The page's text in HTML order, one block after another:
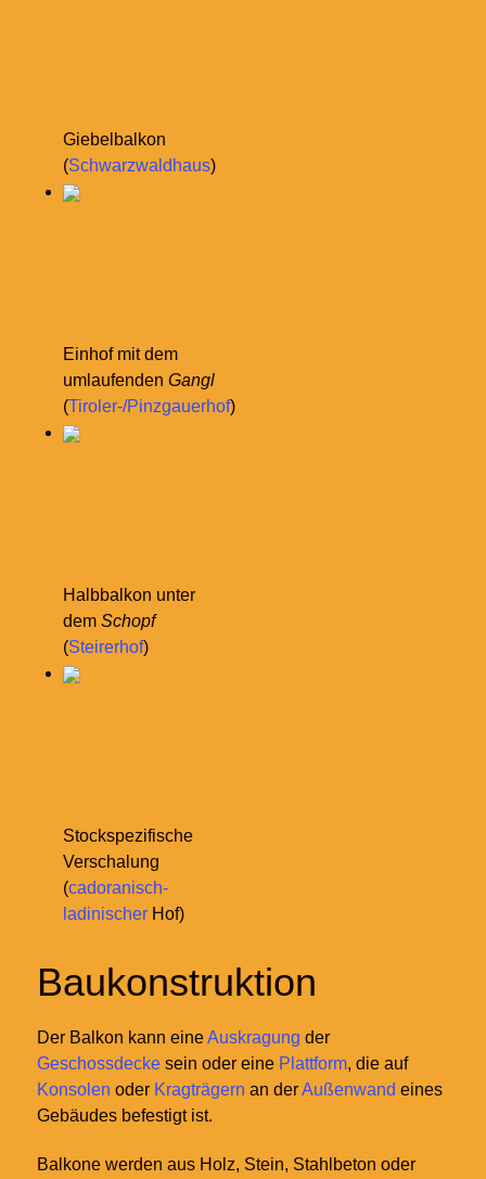
Giebelbalkon
(Schwarzwaldhaus)
Einhof mit dem
umlaufenden Gangl
(Tiroler-/Pinzgauerhof)
Halbbalkon unter
dem Schopf
(Steirerhof)
Stockspezifische
Verschalung
(cadoranisch-
ladinischer Hof)
Baukonstruktion
Der Balkon kann eineAuskragung der
Geschossdecke sein oder eine Plattform, die auf
Konsolen oder Kragträgern an derAußenwand eines
Gebäudes befestigt ist.
Balkone werden aus Holz, Stein, Stahlbeton oder